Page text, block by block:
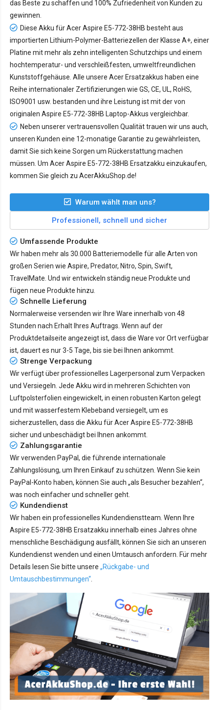
das Beste zu schaffen und 100% Zufriedenheit von Kunden zu
gewinnen.
Diese Akku für Acer Aspire E5-772-38HB besteht aus
importierten Lithium-Polymer-Batteriezellen der Klasse A+, einer
Platine mit mehr als zehn intelligenten Schutzchips und einem
hochtemperatur- und verschleißfesten, umweltfreundlichen
Kunststoffgehäuse. Alle unsere Acer Ersatzakkus haben eine
Reihe internationaler Zertifizierungen wie GS, CE, UL, RoHS,
ISO9001 usw. bestanden und ihre Leistung ist mit der von
originalen Aspire E5-772-38HB Laptop-Akkus vergleichbar.
Neben unserer vertrauensvollen Qualität trauen wir uns auch,
unseren Kunden eine 12-monatige Garantie zu gewährleisten,
damit Sie sich keine Sorgen um Rückerstattung machen
müssen. Um Acer Aspire E5-772-38HB Ersatzakku einzukaufen,
kommen Sie gleich zu AcerAkkuShop.de!
Warum wählt man uns?
Professionell, schnell und sicher
Umfassende Produkte
Wir haben mehr als 30.000 Batteriemodelle für alle Arten von
großen Serien wie Aspire, Predator, Nitro, Spin, Swift,
TravelMate. Und wir entwickeln ständig neue Produkte und
fügen neue Produkte hinzu.
Schnelle Lieferung
Normalerweise versenden wir Ihre Ware innerhalb von 48
Stunden nach Erhalt Ihres Auftrags. Wenn auf der
Produktdetailseite angezeigt ist, dass die Ware vor Ort verfügbar
ist, dauert es nur3-5 Tage, bis sie bei Ihnen ankommt.
Strenge Verpackung
Wir verfügt über professionelles Lagerpersonal zum Verpacken
und Versiegeln. Jede Akku wird in mehreren Schichten von
Luftpolsterfolien eingewickelt, in einen robusten Karton gelegt
und mit wasserfestem Klebeband versiegelt, um es
sicherzustellen, dass die Akku für Acer Aspire E5-772-38HB
sicher und unbeschädigt bei Ihnen ankommt.
Zahlungsgarantie
Wir verwenden PayPal, die führende internationale
Zahlungslösung, um Ihren Einkauf zu schützen. Wenn Sie kein
PayPal-Konto haben, können Sie auch „als Besucher bezahlen“,
was noch einfacher und schneller geht.
Kundendienst
Wir haben ein professionelles Kundendienstteam. Wenn Ihre
Aspire E5-772-38HB Ersatzakku innerhalb eines Jahres ohne
menschliche Beschädigung ausfällt, können Sie sich an unseren
Kundendienst wenden und einen Umtausch anfordern. Für mehr
Details lesen Sie bitte unsere „Rückgabe- und
Umtauschbestimmungen“